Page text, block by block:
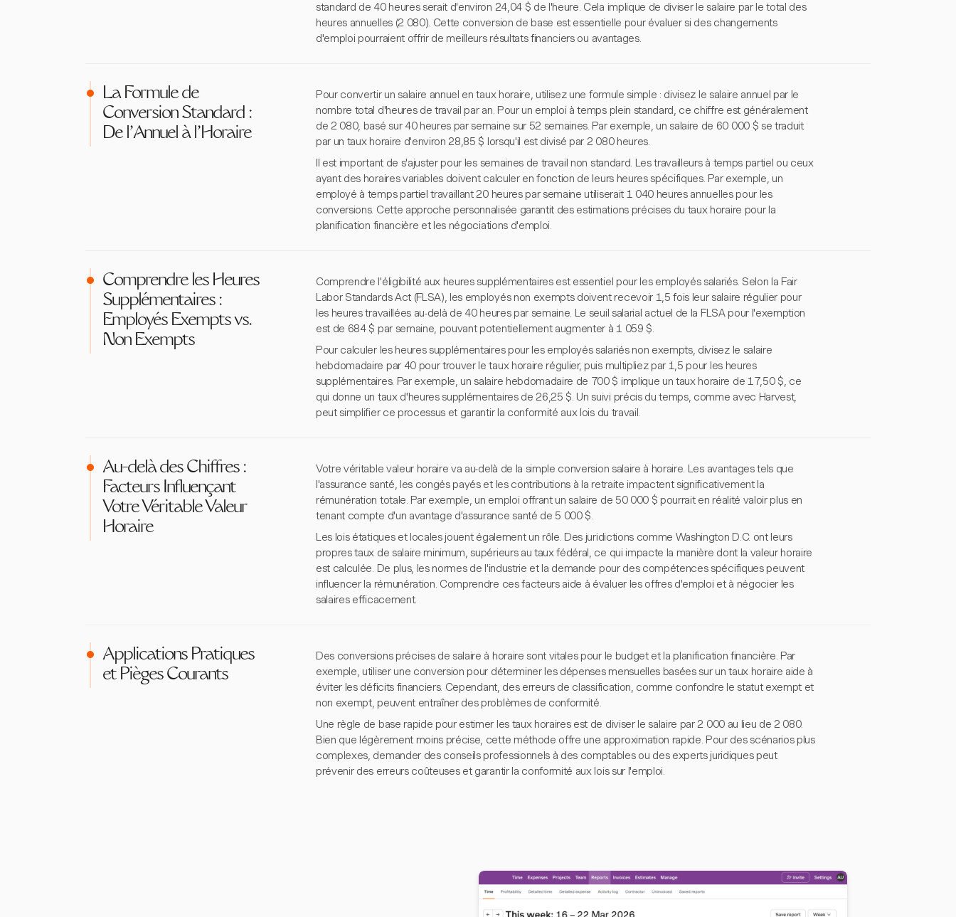
standard de 40 heures serait d'environ 24,04 $ de l'heure. Cela implique de diviser le salaire par le total des
heures annuelles (2 080). Cette conversion de base est essentielle pour évaluer si des changements
d'emploi pourraient offrir de meilleurs résultats financiers ou avantages.
La Formule de
Conversion Standard :
De l'Annuel à l'Horaire
Pour convertir un salaire annuel en taux horaire, utilisez une formule simple : divisez le salaire annuel par le
nombre total d'heures de travail par an. Pour un emploi à temps plein standard, ce chiffre est généralement
de 2 080, basé sur 40 heures par semaine sur 52 semaines. Par exemple, un salaire de 60 000 $ se traduit
par un taux horaire d'environ 28,85 $ lorsqu'il est divisé par 2 080 heures.
Il est important de s'ajuster pour les semaines de travail non standard. Les travailleurs à temps partiel ou ceux
ayant des horaires variables doivent calculer en fonction de leurs heures spécifiques. Par exemple, un
employé à temps partiel travaillant 20 heures par semaine utiliserait 1 040 heures annuelles pour les
conversions. Cette approche personnalisée garantit des estimations précises du taux horaire pour la
planification financière et les négociations d'emploi.
Comprendre les Heures
Supplémentaires :
Employés Exempts vs.
Non Exempts
Comprendre l'éligibilité aux heures supplémentaires est essentiel pour les employés salariés. Selon la Fair
Labor Standards Act (FLSA), les employés non exempts doivent recevoir 1,5 fois leur salaire régulier pour
les heures travaillées au-delà de 40 heures par semaine. Le seuil salarial actuel de la FLSA pour l'exemption
est de 684 $ par semaine, pouvant potentiellement augmenter à 1 059 $.
Pour calculer les heures supplémentaires pour les employés salariés non exempts, divisez le salaire
hebdomadaire par 40 pour trouver le taux horaire régulier, puis multipliez par 1,5 pour les heures
supplémentaires. Par exemple, un salaire hebdomadaire de 700 $ implique un taux horaire de 17,50 $, ce
qui donne un taux d'heures supplémentaires de 26,25 $. Un suivi précis du temps, comme avec Harvest,
peut simplifier ce processus et garantir la conformité aux lois du travail.
Au-delà des Chiffres :
Facteurs Influençant
Votre Véritable Valeur
Horaire
Votre véritable valeur horaire va au-delà de la simple conversion salaire à horaire. Les avantages tels que
l'assurance santé, les congés payés et les contributions à la retraite impactent significativement la
rémunération totale. Par exemple, un emploi offrant un salaire de 50 000 $ pourrait en réalité valoir plus en
tenant compte d'un avantage d'assurance santé de 5 000 $.
Les lois étatiques et locales jouent également un rôle. Des juridictions comme Washington D.C. ont leurs
propres taux de salaire minimum, supérieurs au taux fédéral, ce qui impacte la manière dont la valeur horaire
est calculée. De plus, les normes de l'industrie et la demande pour des compétences spécifiques peuvent
influencer la rémunération. Comprendre ces facteurs aide à évaluer les offres d'emploi et à négocier les
salaires efficacement.
Applications Pratiques
et Pièges Courants
Des conversions précises de salaire à horaire sont vitales pour le budget et la planification financière. Par
exemple, utiliser une conversion pour déterminer les dépenses mensuelles basées sur un taux horaire aide à
éviter les déficits financiers. Cependant, des erreurs de classification, comme confondre le statut exempt et
non exempt, peuvent entraîner des problèmes de conformité.
Une règle de base rapide pour estimer les taux horaires est de diviser le salaire par 2 000 au lieu de 2 080.
Bien que légèrement moins précise, cette méthode offre une approximation rapide. Pour des scénarios plus
complexes, demander des conseils professionnels à des comptables ou des experts juridiques peut
prévenir des erreurs coûteuses et garantir la conformité aux lois sur l'emploi.